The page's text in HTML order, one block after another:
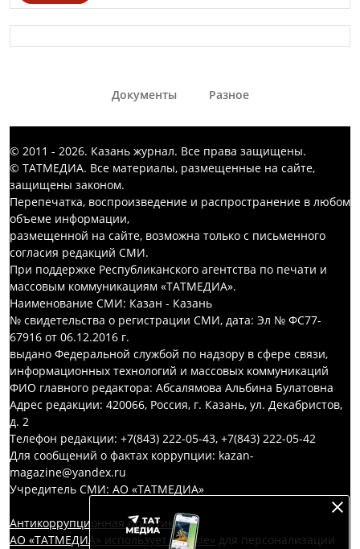
Документы Разное
© 2011 - 2026. Казань журнал. Все права защищены.
© ТАТМЕДИА. Все материалы, размещенные на сайте,
защищены законом.
Перепечатка, воспроизведение и распространение в любом
объеме информации,
размещенной на сайте, возможна только с письменного
согласия редакций СМИ.
При поддержке Республиканского агентства по печати и
массовым коммуникациям «ТАТМЕДИА».
Наименование СМИ: Казан - Казань
№ свидетельства о регистрации СМИ, дата: Эл № ФС77-
67916 от 06.12.2016 г.
выдано Федеральной службой по надзору в сфере связи,
информационных технологий и массовых коммуникаций
ФИО главного редактора: Абсалямова Альбина Булатовна
Адрес редакции: 420066, Россия, г. Казань, ул. Декабристов,
д. 2
Телефон редакции: +7(843) 222-05-43, +7(843) 222-05-42
Для сообщений о фактах коррупции: kazan-
magazine@yandex.ru
Учредитель СМИ: АО «ТАТМЕДИА»
Антикоррупционная политика
АО «ТАТМЕДИА» использует «cookie» для персонализации